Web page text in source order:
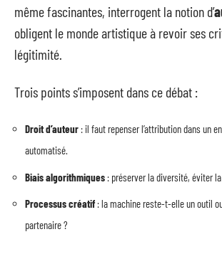
même fascinantes, interrogent la notion d’
obligent le monde artistique à revoir ses
légitimité.
Trois points s’imposent dans ce débat :
Droit d’auteur : il faut repenser l’attribution dans un
automatisé.
Biais algorithmiques : préserver la diversité, éviter
Processus créatif: la machine reste-t-elle un outil
partenaire ?